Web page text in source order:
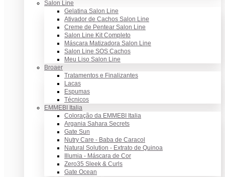
Salon Line
Gelatina Salon Line
Ativador de Cachos Salon Line
Creme de Pentear Salon Line
Salon Line Kit Completo
Máscara Matizadora Salon Line
Salon Line SOS Cachos
Meu Liso Salon Line
Broaer
Tratamentos e Finalizantes
Lacas
Espumas
Técnicos
EMMEBI Italia
Coloração da EMMEBI Italia
Argania Sahara Secrets
Gate Sun
Nutry Care - Baba de Caracol
Natural Solution - Extrato de Quinoa
Illumia - Máscara de Cor
Zero35 Sleek & Curls
Gate Ocean